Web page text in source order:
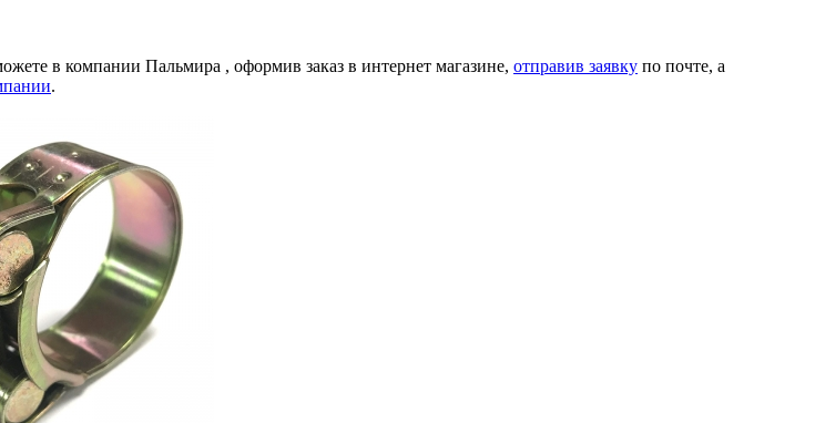
в компании Пальмира , оформив заказ в интернет магазине, отправив заявку по почте, а
.